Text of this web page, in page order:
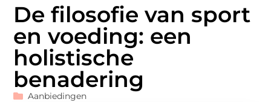
De filosofie van sport
en voeding: een
holistische
benadering
Aanbiedingen